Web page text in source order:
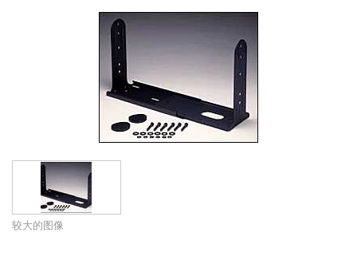
语言/地区
较大的图像